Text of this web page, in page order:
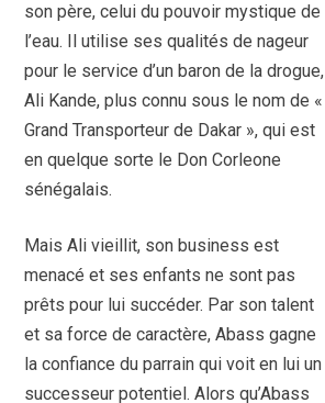
son père, celui du pouvoir mystique de
l’eau. Il utilise ses qualités de nageur
pour le service d’un baron de la drogue,
Ali Kande, plus connu sous le nom de «
Grand Transporteur de Dakar », qui est
en quelque sorte le Don Corleone
sénégalais.
Mais Ali vieillit, son business est
menacé et ses enfants ne sont pas
prêts pour lui succéder. Par son talent
et sa force de caractère, Abass gagne
la confiance du parrain qui voit en lui un
successeur potentiel. Alors qu’Abass